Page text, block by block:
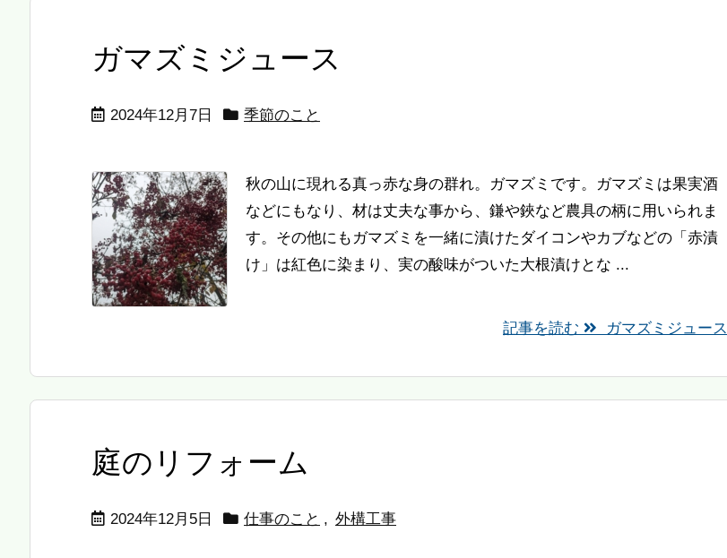
ガマズミジュース
2024年12月7日 季節のこと
秋の山に現れる真っ赤な身の群れ。ガマズミです。ガマズミは果実酒
などにもなり、材は丈夫な事から、鎌や鋏など農具の柄に用いられま
す。その他にもガマズミを一緒に漬けたダイコンやカブなどの「赤漬
け」は紅色に染まり、実の酸味がついた大根漬けとな ...
記事を読む ガマズミジュース
庭のリフォーム
2024年12月5日 仕事のこと , 外構工事